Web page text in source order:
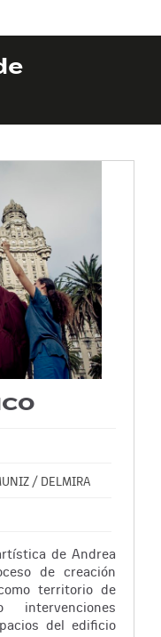
/ DELMIRA
de Andrea
de creación
territorio de
intervenciones
del edificio